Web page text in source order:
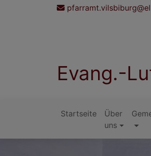
Evang.-
Startseite
Über
uns